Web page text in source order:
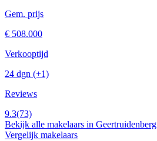
Gem. prijs
€ 508.000
Verkooptijd
24 dgn (+1)
Reviews
9.3(73)
Bekijk alle makelaars in Geertruidenberg
Vergelijk makelaars